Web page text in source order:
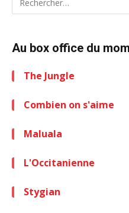
Au box office du
The Jungle
Combien on s'aime
Maluala
L'Occitanienne
Stygian